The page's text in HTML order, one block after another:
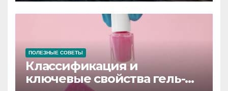
ПОЛЕЗНЫЕ СОВЕТЫ
Классификация и
ключевые свойства гель-